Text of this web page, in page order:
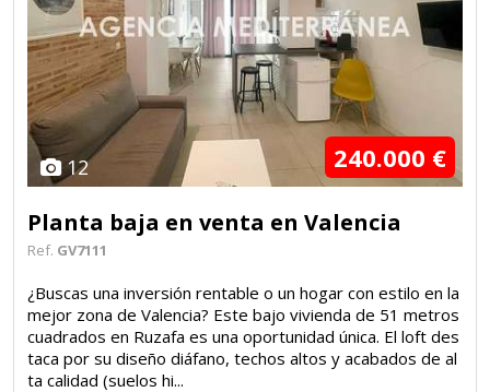
12 240.000 €
Planta baja en venta en Valencia
Ref. GV7111
¿Buscas una inversión rentable o un hogar con estilo en la
mejor zona de Valencia? Este bajo vivienda de 51 metros
cuadrados en Ruzafa es una oportunidad única. El loft des
taca por su diseño diáfano, techos altos y acabados de al
ta calidad (suelos hi...